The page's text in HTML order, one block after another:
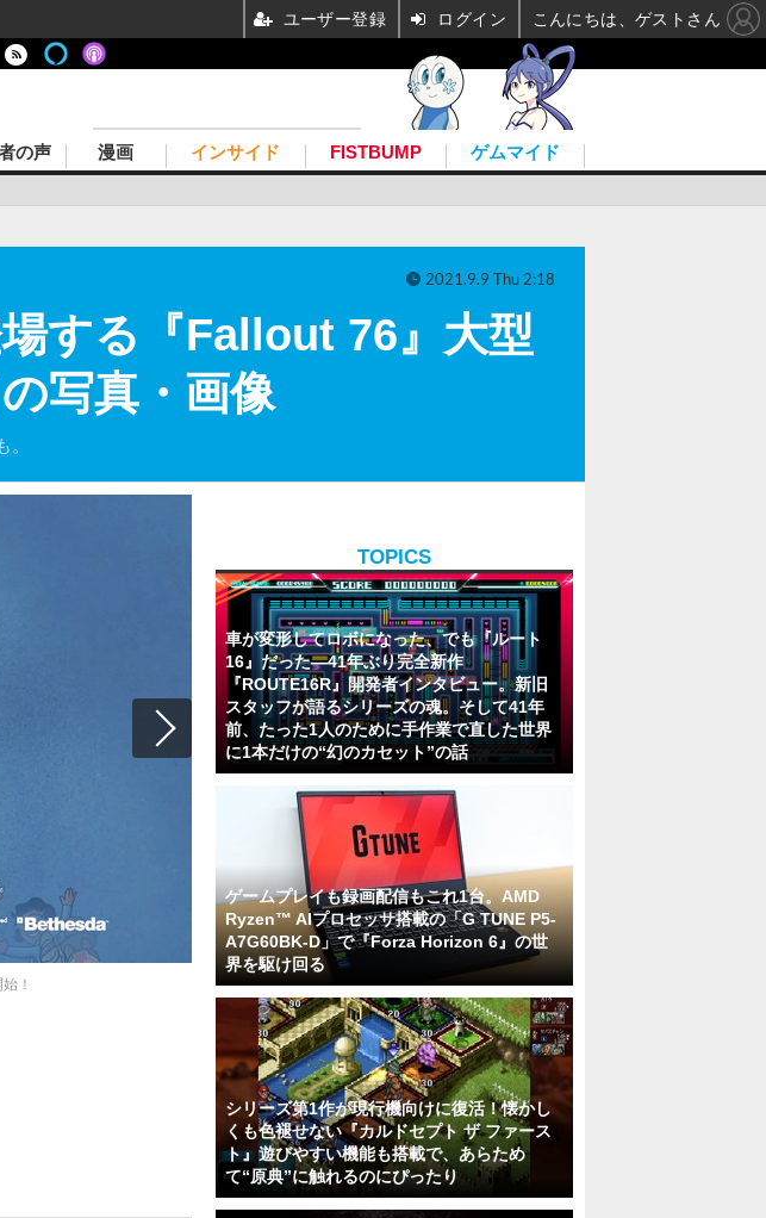
の声 漫画 インサイド FISTBUMP ゲムマイド
する『Fallout 76』大型
写真・画像
2021.9.9 Thu 2:18
！
TOPICS
車が変形してロボになった、でも『ルート
16』だった―41年ぶり完全新作
『ROUTE16R』開発者インタビュー。新旧
スタッフが語るシリーズの魂。そして41年
前、たった1人のために手作業で直した世界
に1本だけの“幻のカセット”の話
ゲームプレイも録画配信もこれ1台。AMD
Ryzen™ AIプロセッサ搭載の「G TUNE P5-
A7G60BK-D」で『Forza Horizon 6』の世
界を駆け回る
シリーズ第1作が現行機向けに復活！懐かし
くも色褪せない『カルドセプト ザ ファース
ト』遊びやすい機能も搭載で、あらため
て“原典”に触れるのにぴったり
ユーザー登録 ログイン こんにちは、ゲストさん